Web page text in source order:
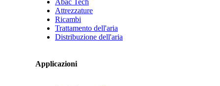
Attrezzature
Ricambi
Trattamento dell'aria
Distribuzione dell'aria
Applicazioni